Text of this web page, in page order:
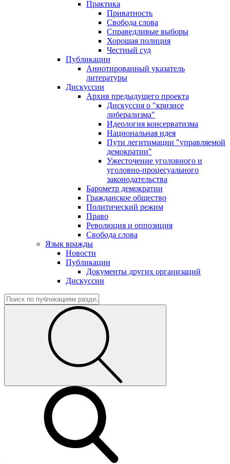
Практика
Приватность
Свобода слова
Справедливые выборы
Хорошая полиция
Честный суд
Публикации
Аннотированный указатель
литературы
Дискуссии
Архив предыдущего проекта
Дискуссия о "кризисе
либерализма"
Идеология консерватизма
Национальная идея
Пути легитимации "управляемой
демократии"
Ужесточение уголовного и
уголовно-процесуального
законодательства
Барометр демократии
Гражданское общество
Политический режим
Право
Революция и оппозиция
Свобода слова
Язык вражды
Новости
Публикации
Документы других организаций
Дискуссии